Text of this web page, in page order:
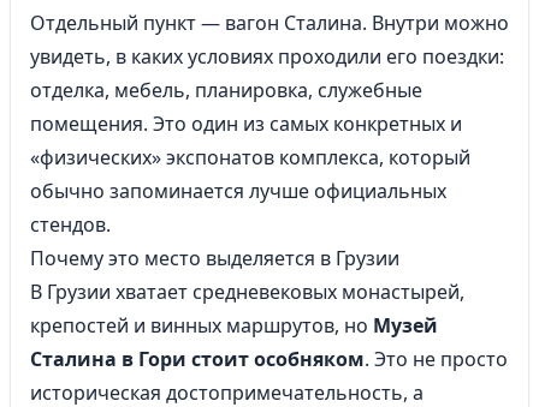
Отдельный пункт — вагон Сталина. Внутри можно
увидеть, в каких условиях проходили его поездки:
отделка, мебель, планировка, служебные
помещения. Это один из самых конкретных и
«физических» экспонатов комплекса, который
обычно запоминается лучше официальных
стендов.
Почему это место выделяется в Грузии
В Грузии хватает средневековых монастырей,
крепостей и винных маршрутов, но Музей
Сталина в Гори стоит особняком. Это не просто
историческая достопримечательность, а